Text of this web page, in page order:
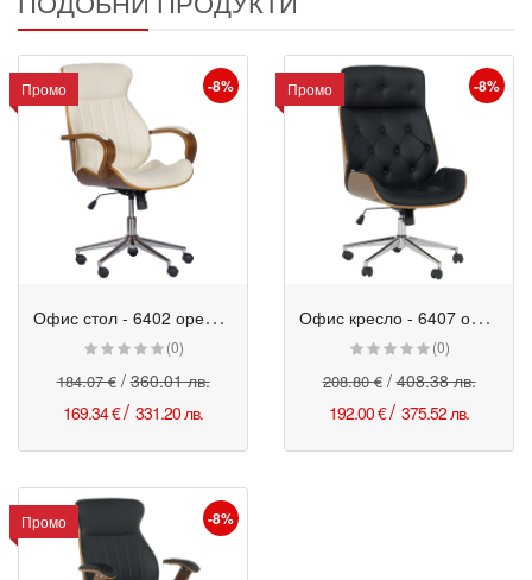
Промо
Промо
-8%
О
фис стол - 6402 орех-крем
(0)
184.07 €/360.01 лв.
169.34 €/ 331.20 лв.
Промо
Промо
-8%
О
фис кресло - 6407 орех-черен
(0)
208.80 €/408.38 лв.
192.00 €/ 375.52 лв.
Промо -8%